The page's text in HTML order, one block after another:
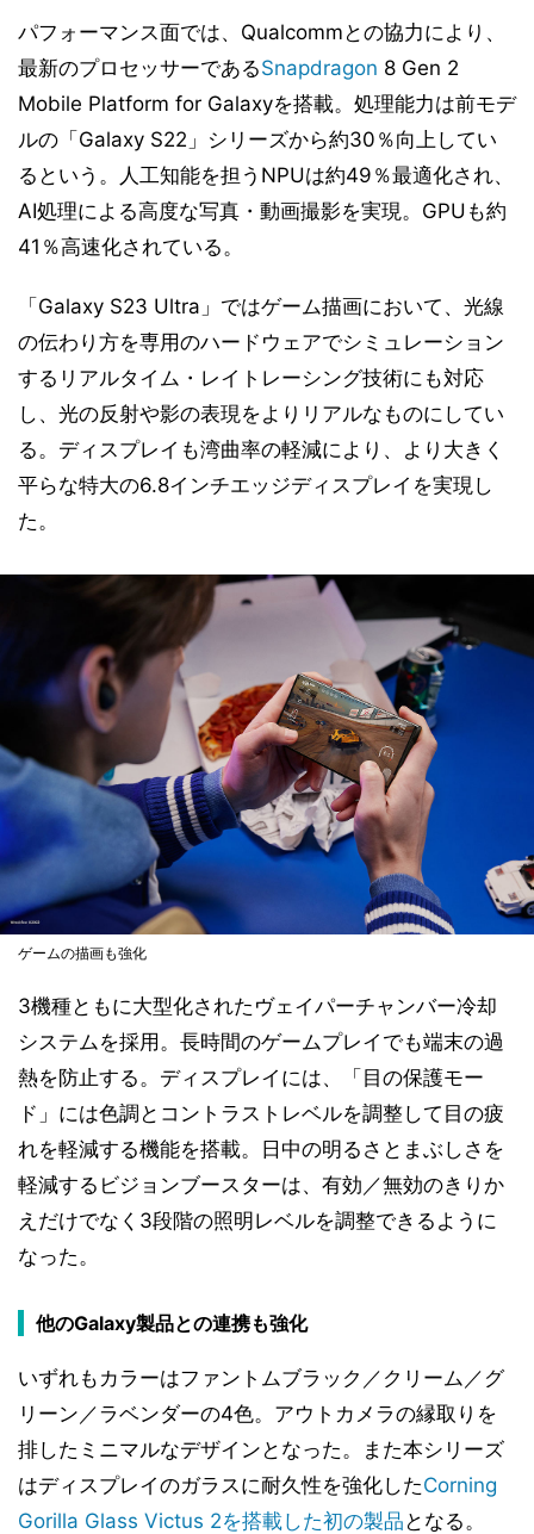
パフォーマンス面では、Qualcommとの協力により、
最新のプロセッサーであるSnapdragon 8 Gen 2
Mobile Platform for Galaxyを搭載。処理能力は前モデ
ルの「Galaxy S22」シリーズから約30％向上してい
るという。人工知能を担うNPUは約49％最適化され、
AI処理による高度な写真・動画撮影を実現。GPUも約
41％高速化されている。
「Galaxy S23 Ultra」ではゲーム描画において、光線
の伝わり方を専用のハードウェアでシミュレーション
するリアルタイム・レイトレーシング技術にも対応
し、光の反射や影の表現をよりリアルなものにしてい
る。ディスプレイも湾曲率の軽減により、より大きく
平らな特大の6.8インチエッジディスプレイを実現し
た。
ゲームの描画も強化
3機種ともに大型化されたヴェイパーチャンバー冷却
システムを採用。長時間のゲームプレイでも端末の過
熱を防止する。ディスプレイには、「目の保護モー
ド」には色調とコントラストレベルを調整して目の疲
れを軽減する機能を搭載。日中の明るさとまぶしさを
軽減するビジョンブースターは、有効／無効のきりか
えだけでなく3段階の照明レベルを調整できるように
なった。
他のGalaxy製品との連携も強化
いずれもカラーはファントムブラック／クリーム／グ
リーン／ラベンダーの4色。アウトカメラの縁取りを
排したミニマルなデザインとなった。また本シリーズ
はディスプレイのガラスに耐久性を強化したCorning
Gorilla Glass Victus 2を搭載した初の製品 となる。